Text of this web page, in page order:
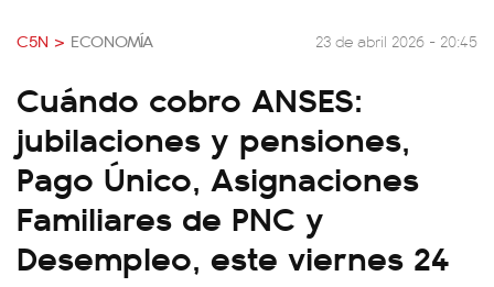
C5N > ECONOMÍA 23 de abril 2026 - 20:45
Cuándo cobro ANSES:
jubilaciones y pensiones,
Pago Único, Asignaciones
Familiares de PNC y
Desempleo, este viernes 24